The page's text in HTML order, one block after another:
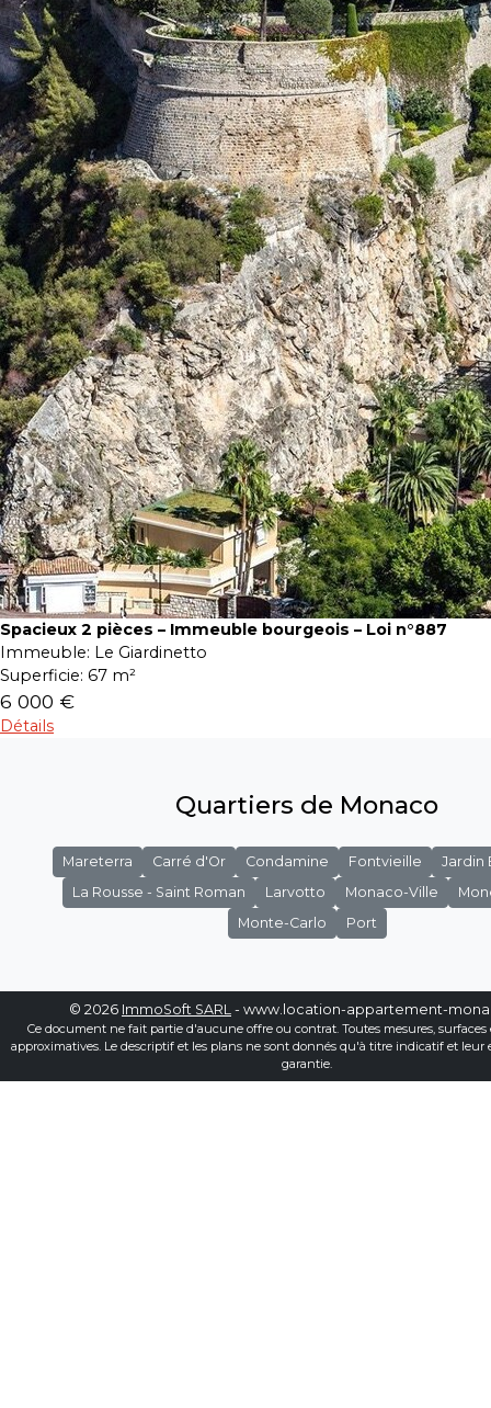
Spacieux 2 pièces – Immeuble bourgeois – Loi n°887
Immeuble: Le Giardinetto
Superficie: 67 m²
6 000 €
Détails
Quartiers de Monaco
Mareterra Carré d'Or Condamine Fontvieille
Jardin
La Rousse - Saint Roman
Larvotto Monaco-Ville
Monte-Carlo
Port
© 2026 ImmoSoft SARL - www.location-appartement-
Ce document ne fait partie d'aucune offre ou contrat. Toutes mesures, surfaces
approximatives. Le descriptif et les plans ne sont donnés qu'à titre indicatif et leur
garantie.